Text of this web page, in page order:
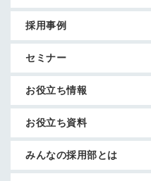
採用事例
セミナー
お役立ち情報
お役立ち資料
みんなの採用部とは